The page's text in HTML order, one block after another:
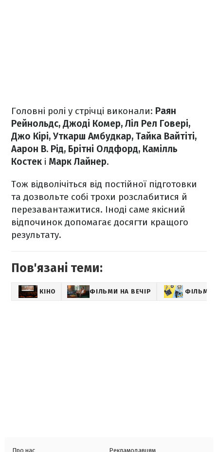
Головні ролі у стрічці виконали: Раян
Рейнольдс, Джоді Комер, Ліл Рел Говері,
Джо Кірі, Уткарш Амбудкар, Тайка Вайтіті,
Аарон В. Рід, Брітні Олдфорд, Камілль
Костек і Марк Лайнер.
Тож відволічіться від постійної підготовки
та дозвольте собі трохи розслабитися й
перезавантажитися. Іноді саме якісний
відпочинок допомагає досягти кращого
результату.
Пов'язані теми:
КІНО ФІЛЬМИ НА ВЕЧІР ФІЛЬМИ
Про нас Рекламодавцям